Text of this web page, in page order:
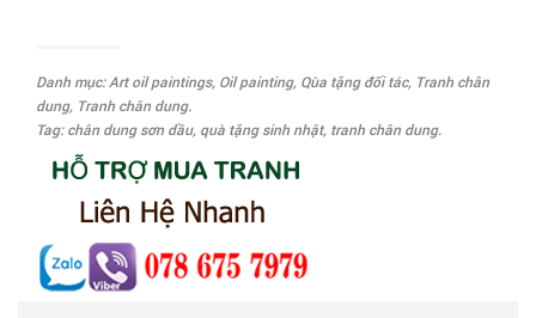
Danh mục:Art oil paintings, Oil painting, Qùa tặng đối tác, Tranh chân
dung, Tranh chân dung.
Tag:chân dung sơn dầu, quà tặng sinh nhật, tranh chân dung.